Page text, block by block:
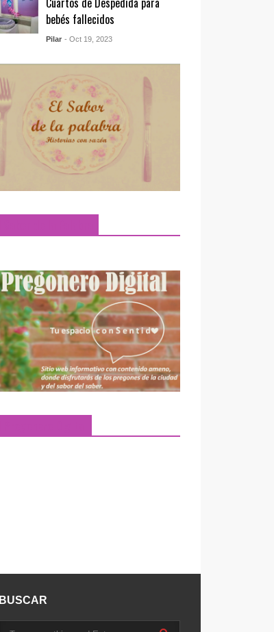
bebés fallecidos
Pilar - Oct 19, 2023
BUSCAR